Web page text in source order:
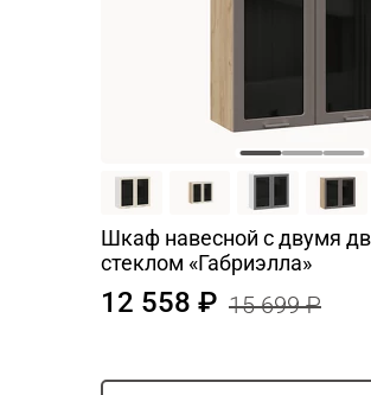
Шкаф навесной c двумя
стеклом «Габриэлла»
12 558 15 699